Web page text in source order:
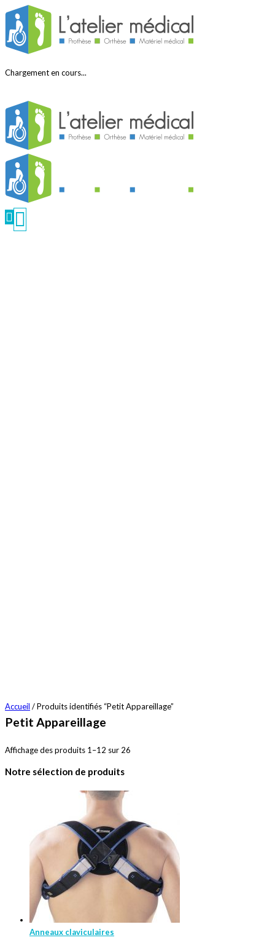
Chargement en cours...
Accueil / Produits identifiés “Petit Appareillage”
Petit Appareillage
Affichage des produits 1–12 sur 26
Notre sélection de produits
Anneaux claviculaires